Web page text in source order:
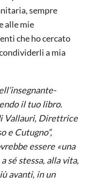
sempre
alle mie
che ho cercato
a mia
il tuo libro.
Vallauri, Direttrice
e Cutugno”,
essere «una
sé stessa, alla vita,
avanti, in un